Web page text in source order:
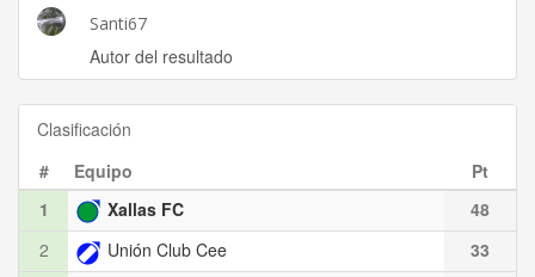
Santi67
Autor del resultado
Clasificación
#
Equipo
Pt
1
Xallas FC
48
2
Unión Club Cee
33